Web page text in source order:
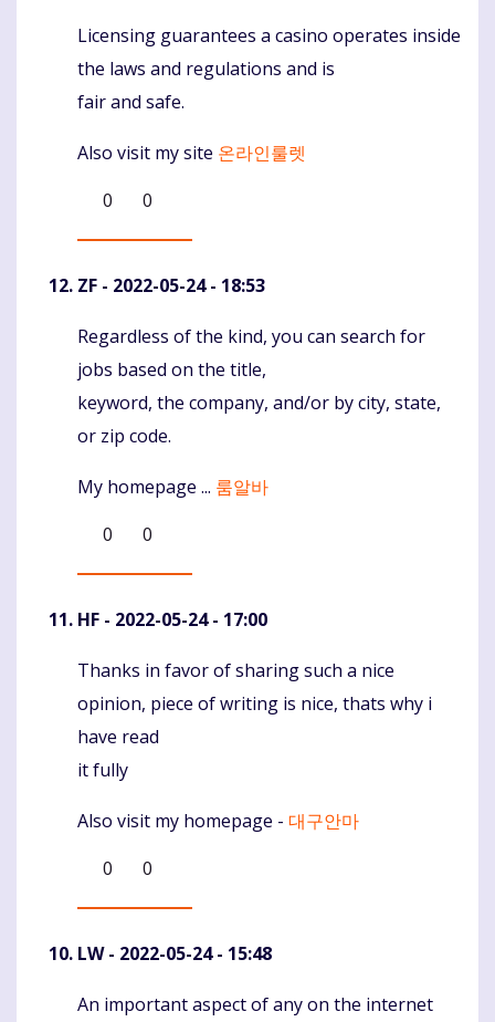
Komentaras
Licensing guarantees a casino operates inside
the laws and regulations and is
fair and safe.
Also visit my site 온라인룰렛
0
0
ZF - 2022-05-24 - 18:53
Komentaras
Regardless of the kind, you can search for
jobs based on the title,
keyword, the company, and/or by city, state,
or zip code.
My homepage ... 룸알바
0
0
HF - 2022-05-24 - 17:00
Komentaras
Thanks in favor of sharing such a nice
opinion, piece of writing is nice, thats why i
have read
it fully
Also visit my homepage - 대구안마
0
0
LW- 2022-05-24 - 15:48
Komentaras
An important aspect of any on the internet